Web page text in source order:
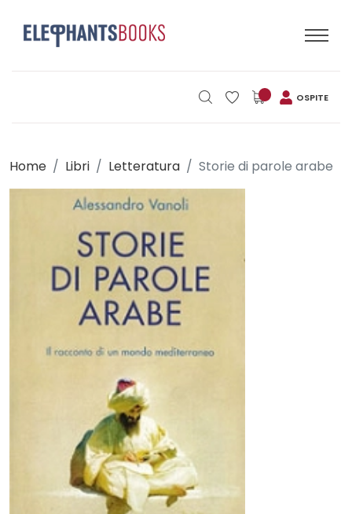
OSPITE
Home Libri Letteratura Storie di parole arabe